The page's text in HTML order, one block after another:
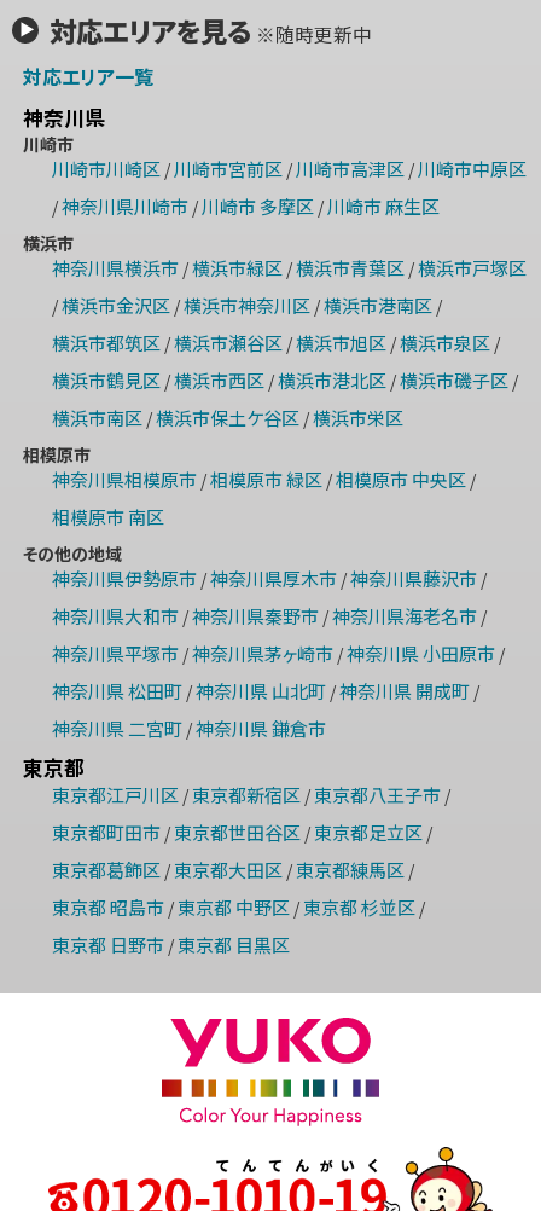
対応エリアを見る ※随時更新中
対応エリア一覧
神奈川県
川崎市
川崎市川崎区 / 川崎市宮前区 / 川崎市高津区 / 川崎市中原区
/神奈川県川崎市/ 川崎市 多摩区 / 川崎市 麻生区
横浜市
神奈川県横浜市/横浜市緑区 /横浜市青葉区 /横浜市戸塚区
/横浜市金沢区 /横浜市神奈川区 /横浜市港南区 /
横浜市都筑区 /横浜市瀬谷区 /横浜市旭区 /横浜市泉区 /
横浜市鶴見区 /横浜市西区 /横浜市港北区 /横浜市磯子区 /
横浜市南区 /横浜市保土ケ谷区 /横浜市栄区
相模原市
神奈川県相模原市/相模原市 緑区 /相模原市 中央区 /
相模原市 南区
その他の地域
神奈川県伊勢原市/神奈川県厚木市/神奈川県藤沢市/
神奈川県大和市/神奈川県秦野市/神奈川県海老名市/
神奈川県平塚市/神奈川県茅ヶ崎市/神奈川県 小田原市/
神奈川県 松田町/神奈川県 山北町/神奈川県 開成町/
神奈川県 二宮町/神奈川県 鎌倉市
東京都
東京都江戸川区 / 東京都新宿区 / 東京都八王子市/
東京都町田市/ 東京都世田谷区 / 東京都足立区 /
東京都葛飾区 / 東京都大田区 / 東京都練馬区 /
東京都 昭島市/ 東京都 中野区 / 東京都 杉並区 /
東京都 日野市/ 東京都 目黒区